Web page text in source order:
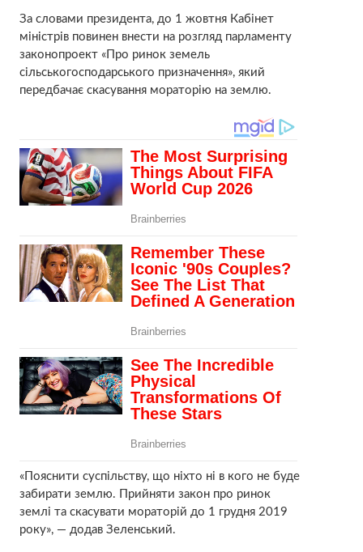
За словами президента, до 1 жовтня Кабінет
міністрів повинен внести на розгляд парламенту
законопроект «Про ринок земель
сільськогосподарського призначення», який
передбачає скасування мораторію на землю.
«Пояснити суспільству, що ніхто ні в кого не буде
забирати землю. Прийняти закон про ринок
землі та скасувати мораторій до 1 грудня 2019
року», — додав Зеленський.